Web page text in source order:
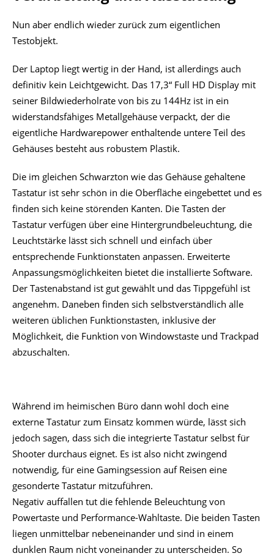
Nun aber endlich wieder zurück zum eigentlichen
Testobjekt.
Der Laptop liegt wertig in der Hand, ist allerdings auch
definitiv kein Leichtgewicht. Das 17,3“ Full HD Display mit
seiner Bildwiederholrate von bis zu 144Hz ist in ein
widerstandsfähiges Metallgehäuse verpackt, der die
eigentliche Hardwarepower enthaltende untere Teil des
Gehäuses besteht aus robustem Plastik.
Die im gleichen Schwarzton wie das Gehäuse gehaltene
Tastatur ist sehr schön in die Oberfläche eingebettet und es
finden sich keine störenden Kanten. Die Tasten der
Tastatur verfügen über eine Hintergrundbeleuchtung, die
Leuchtstärke lässt sich schnell und einfach über
entsprechende Funktionstaten anpassen. Erweiterte
Anpassungsmöglichkeiten bietet die installierte Software.
Der Tastenabstand ist gut gewählt und das Tippgefühl ist
angenehm. Daneben finden sich selbstverständlich alle
weiteren üblichen Funktionstasten, inklusive der
Möglichkeit, die Funktion von Windowstaste und Trackpad
abzuschalten.
Während im heimischen Büro dann wohl doch eine
externe Tastatur zum Einsatz kommen würde, lässt sich
jedoch sagen, dass sich die integrierte Tastatur selbst für
Shooter durchaus eignet. Es ist also nicht zwingend
notwendig, für eine Gamingsession auf Reisen eine
gesonderte Tastatur mitzuführen.
Negativ auffallen tut die fehlende Beleuchtung von
Powertaste und Performance-Wahltaste. Die beiden Tasten
liegen unmittelbar nebeneinander und sind in einem
dunklen Raum nicht voneinander zu unterscheiden. So